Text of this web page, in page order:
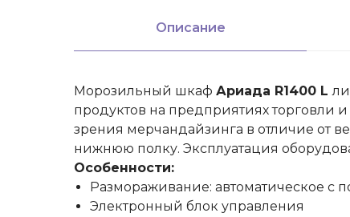
Описание
Морозильный шкаф Ариада R1400 L
продуктов на предприятиях торговли
зрения мерчандайзинга в отличие от
нижнюю полку. Эксплуатация
Особенности:
Размораживание: автоматическое с
Электронный блок управления